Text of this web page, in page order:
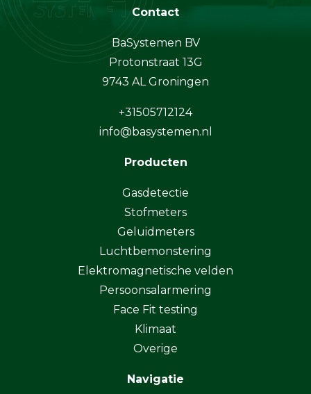
Contact
BaSystemen BV
Protonstraat 13G
9743 AL Groningen
+31505712124
info@basystemen.nl
Producten
Gasdetectie
Stofmeters
Geluidmeters
Luchtbemonstering
Elektromagnetische velden
Persoonsalarmering
Face Fit testing
Klimaat
Overige
Navigatie